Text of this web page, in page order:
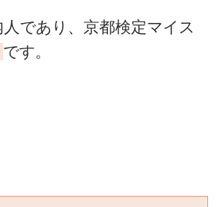
であり、京都検定マイス
です。